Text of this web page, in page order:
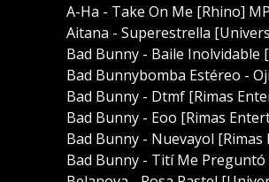
A-Ha - Take On Me [Rhino]
Aitana - Superestrella
Bad Bunny - Baile Inolvidable
Bad Bunnybomba Estéreo -
Bad Bunny - Dtmf [Rimas
Bad Bunny - Eoo [Rimas
Bad Bunny - Nuevayol
Bad Bunny - Tití Me